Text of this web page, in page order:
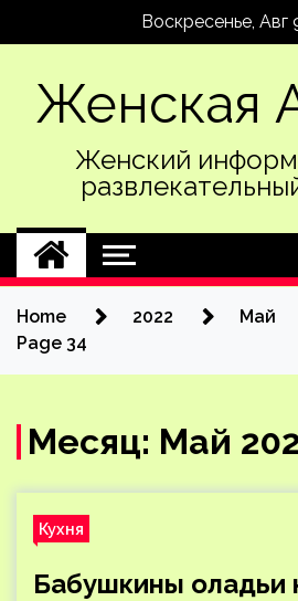
Воскресенье, Авг
Женская
Женский
Home 2022
Май
Page 34
Месяц: Май
Кухня
Бабушкины оладьи